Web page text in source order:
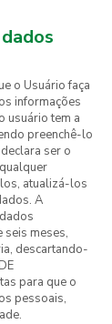
o Usuário faça
informações
usuário tem a
preenchê-lo
ser o
atualizá-los
A
meses,
descartando-
para que o
pessoais,